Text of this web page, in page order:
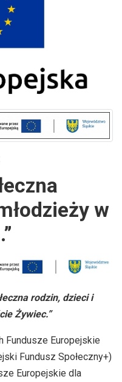
w
rodzin, dzieci i
Żywiec.”
Fundusze Europejskie
Fundusz Społeczny+)
Europejskie dla